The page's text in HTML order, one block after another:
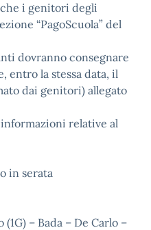
che i genitori degli
“PagoScuola” del
dovranno consegnare
entro la stessa data, il
dai genitori) allegato
relative al
in serata
– Bada – De Carlo –